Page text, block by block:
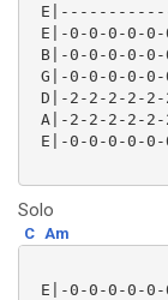
E|-0-0-0-0-0-
B|-0-0-0-0-0-
G|-0-0-0-0-
D|-2-2-2-2-
A|-2-2-2-2-
E|-0-0-0-0-
Solo
C Am
E|-0-0-0-0-